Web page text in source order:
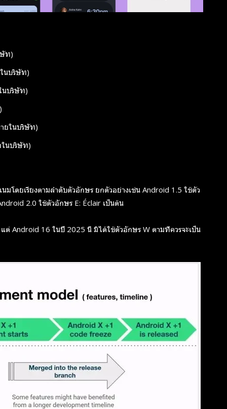
ท)
นบริษัท)
นบริษัท)
ยในบริษัท)
ในบริษัท)
โดยเรียงตามลำดับตัวอักษร ยกตัวอย่างเช่น Android 1.5 ใช้ตัว
2.0 ใช้ตัวอักษร E: Éclair เป็นต้น
ต่ Android 16 ในปี 2025 นี้ มิได้ใช้ตัวอักษร W ตามที่ควรจะเป็น